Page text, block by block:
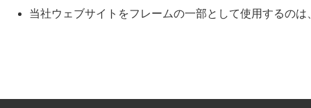
当社ウェブサイトをフレームの一部として使用するの